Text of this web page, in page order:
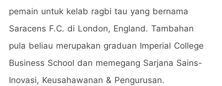
pemain untuk kelab ragbi tau yang bernama
Saracens F.C. di London, England. Tambahan
pula beliau merupakan graduan Imperial College
Business School dan memegang Sarjana Sains-
Inovasi, Keusahawanan & Pengurusan.